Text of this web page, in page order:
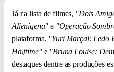
Já na lista de filmes, "Dois
Alienígena" e "Operação
plataforma. "Yuri Marçal: Ledo
Halftime" e "Bruna Louise:
destaques dentre as produções